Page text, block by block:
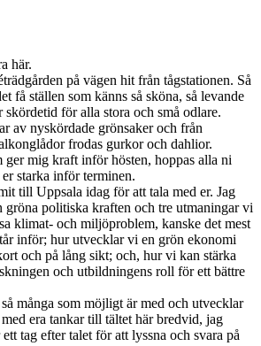
här.
på vägen hit från tågstationen. Så
få ställen som känns så sköna, så levande
skördetid för alla stora och små odlare.
av nyskördade grönsaker och från
frodas gurkor och dahlior.
ger mig kraft inför hösten, hoppas alla ni
starka inför terminen.
till Uppsala idag för att tala med er. Jag
gröna politiska kraften och tre utmaningar vi
klimat- och miljöproblem, kanske det mest
inför; hur utvecklar vi en grön ekonomi
och på lång sikt; och, hur vi kan stärka
och utbildningens roll för ett bättre
många som möjligt är med och utvecklar
era tankar till tältet här bredvid, jag
tag efter talet för att lyssna och svara på